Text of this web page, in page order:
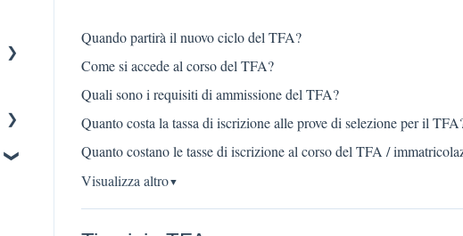
Quando partirà il nuovo ciclo del TFA?
Come si accede al corso del TFA?
Quali sono i requisiti di ammissione del TFA?
Quanto costa la tassa di iscrizione alle prove di selezione per il
Quanto costano le tasse di iscrizione al corso del TFA /
Visualizza altro▼